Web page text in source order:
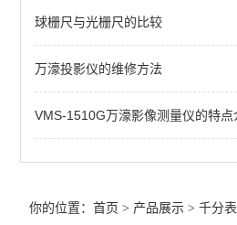
球栅尺与光栅尺的比较
万濠投影仪的维修方法
VMS-1510G万濠影像测量仪的特点
你的位置：首页 > 产品展示 >千分表